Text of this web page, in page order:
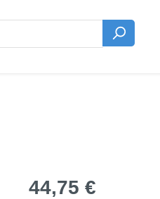
Regulärer Preis:
44,75 €